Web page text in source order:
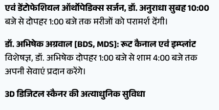
एवं डेंटोफेशियल ऑर्थोपेडिक्स सर्जन, डॉ. अनुराधा सुबह 10:00
बजे से दोपहर 1:00 बजे तक मरीजों को परामर्श देंगी।
डॉ. अभिषेक अग्रवाल [BDS, MDS]: रूट कैनाल एवं इम्प्लांट
विशेषज्ञ, डॉ. अभिषेक दोपहर 1:00 बजे से शाम 4:00 बजे तक
अपनी सेवाएं प्रदान करेंगे।
3D डिजिटल स्कैनर की अत्याधुनिक सुविधा